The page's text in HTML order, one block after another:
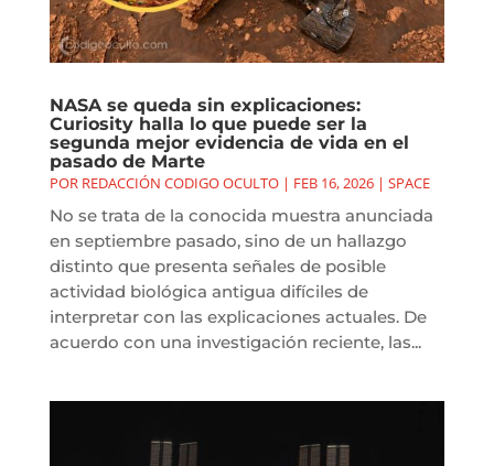
NASA se queda sin explicaciones:
Curiosity halla lo que puede ser la
segunda mejor evidencia de vida en el
pasado de Marte
POR REDACCIÓN CODIGO OCULTO| FEB 16, 2026| SPACE
No se trata de la conocida muestra anunciada
en septiembre pasado, sino de un hallazgo
distinto que presenta señales de posible
actividad biológica antigua difíciles de
interpretar con las explicaciones actuales. De
acuerdo con una investigación reciente, las...